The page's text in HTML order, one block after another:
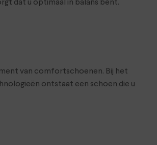
dat u optimaal in balans bent.
van comfortschoenen. Bij het
ontstaat een schoen die u